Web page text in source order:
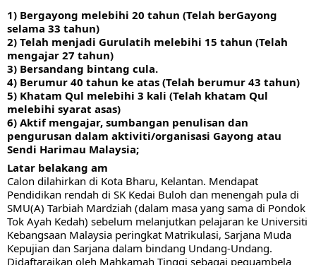
1) Bergayong melebihi 20 tahun (Telah berGayong
selama 33 tahun)
2) Telah menjadi Gurulatih melebihi 15 tahun (Telah
mengajar 27 tahun)
3) Bersandang bintang cula.
4) Berumur 40 tahun ke atas (Telah berumur 43 tahun)
5) Khatam Qul melebihi 3 kali (Telah khatam Qul
melebihi syarat asas)
6) Aktif mengajar, sumbangan penulisan dan
pengurusan dalam aktiviti/organisasi Gayong atau
Sendi Harimau Malaysia;
Latar belakang am
Calon dilahirkan di Kota Bharu, Kelantan. Mendapat
Pendidikan rendah di SK Kedai Buloh dan menengah pula di
SMU(A) Tarbiah Mardziah (dalam masa yang sama di Pondok
Tok Ayah Kedah) sebelum melanjutkan pelajaran ke Universiti
Kebangsaan Malaysia peringkat Matrikulasi, Sarjana Muda
Kepujian dan Sarjana dalam bindang Undang-Undang.
Didaftaraikan oleh Mahkamah Tinggi sebagai peguambela